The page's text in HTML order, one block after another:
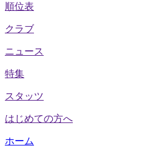
順位表
クラブ
ニュース
特集
スタッツ
はじめての方へ
ホーム